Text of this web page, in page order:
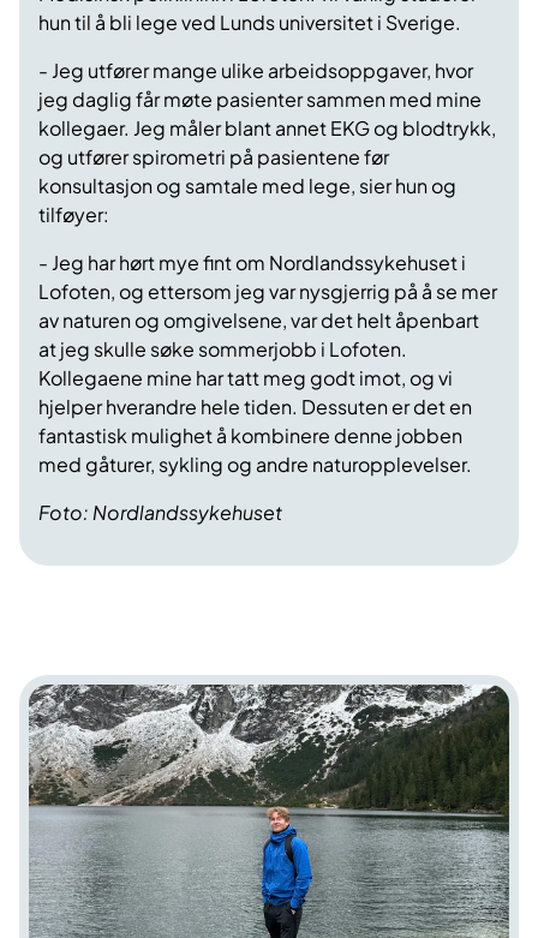
Foto: Nordlandssykehuset
hun til å bli lege ved Lunds universitet i Sverige.
- Jeg utfører mange ulike arbeidsoppgaver, hvor
jeg daglig får møte pasienter sammen med mine
kollegaer. Jeg måler blant annet EKG og blodtrykk,
og utfører spirometri på pasientene før
konsultasjon og samtale med lege, sier hun og
tilføyer:
- Jeg har hørt mye fint om Nordlandssykehuset i
Lofoten, og ettersom jeg var nysgjerrig på å se mer
av naturen og omgivelsene, var det helt åpenbart
at jeg skulle søke sommerjobb i Lofoten.
Kollegaene mine har tatt meg godt imot, og vi
hjelper hverandre hele tiden. Dessuten er det en
fantastisk mulighet å kombinere denne jobben
med gåturer, sykling og andre naturopplevelser.